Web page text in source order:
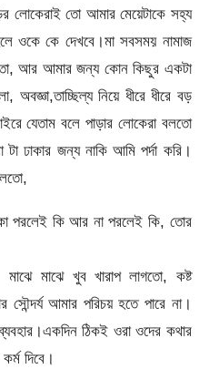
লোকেরাই তো আমার মেয়েটাকে সহ্য
ওকে কে দেখবে।মা সবসময় নামাজ
আর আমার জন্য কোন কিছুর একটা
নিয়ে ধীরে ধীরে বড়
যেতাম বলে পাড়ার লোকেরা বলতো
ঢাকার জন্য নাকি আমি পর্দা করি।
পরলেই কি আর না পরলেই কি, তোর
মাঝে খুব খারাপ লাগতো, কষ্ট
আমার পরিচয় হতে পারে না।
ঠিকই ওরা ওদের কথার
দিবে।